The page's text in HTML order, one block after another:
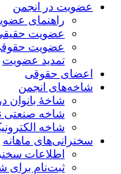
عضویت در انجمن
راهنمای
عضویت
عضویت
تمدید عضویت
اعضای حقوقی
شاخه‌های انجمن
شاخۀ بانوان
شاخه صنعتی
شاخه‌
سخنرانی‌های ماهانه
اطلاعات
ثبت‌نام برای